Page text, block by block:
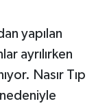
yapılan
ayrılırken
Nasır Tıp